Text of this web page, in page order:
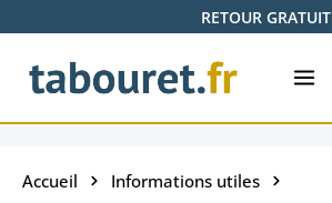
Passer au contenu principalRETOUR GRATUIT
Accueil
Informations utiles